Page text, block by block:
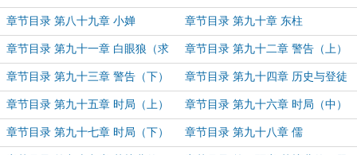
章节目录 第八十九章 小婵 章节目录 第九十章 东柱
章节目录 第九十一章 白眼狼（求
月票）
章节目录 第九十二章 警告（上）
章节目录 第九十三章 警告（下） 章节目录 第九十四章 历史与登徒
子
章节目录 第九十五章 时局（上） 章节目录 第九十六章 时局（中）
章节目录 第九十七章 时局（下） 章节目录 第九十八章 儒